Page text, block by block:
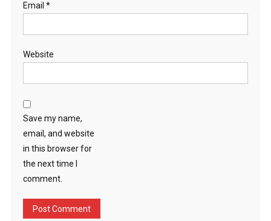
Email *
Website
Save my name,
email, and website
in this browser for
the next time I
comment.